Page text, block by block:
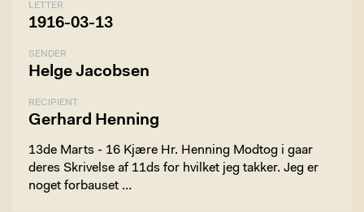
LETTER
1916-03-13
SENDER
Helge Jacobsen
RECIPIENT
Gerhard Henning
13de Marts - 16 Kjære Hr. Henning Modtog i gaar
deres Skrivelse af 11ds for hvilket jeg takker. Jeg er
noget forbauset …